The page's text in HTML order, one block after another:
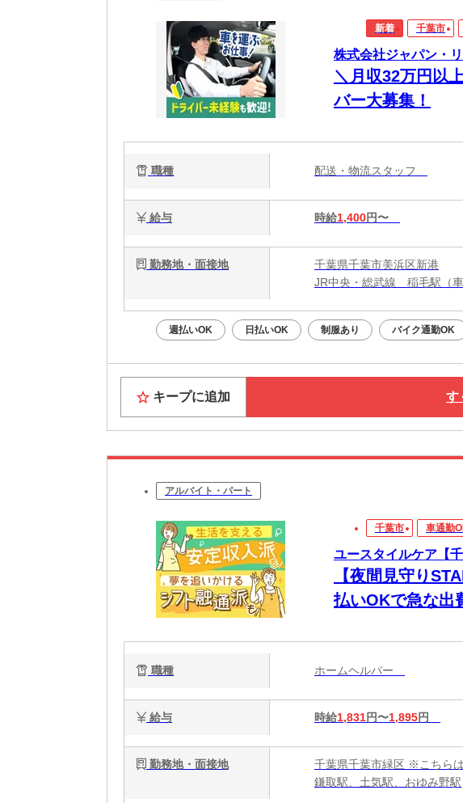
新着 千葉市
株式会社ジャパン・
＼月収32万円以
バー大募集！
職種 配送・物流スタッフ
給与 時給1,400円〜
勤務地・面接地
千葉県千葉市美浜区新港
JR中央・総武線 稲毛駅（車
週払いOK 日払いOK 制服あり バイク通勤OK
キープに追加 す
アルバイト・パート
千葉市 車通勤
ユースタイルケア【
【夜間見守り
払いOKで急な出
職種 ホームヘルパー
給与 時給1,831円〜1,895円
勤務地・面接地
千葉県千葉市緑区 ※こちら
鎌取駅、土気駅、おゆみ野駅